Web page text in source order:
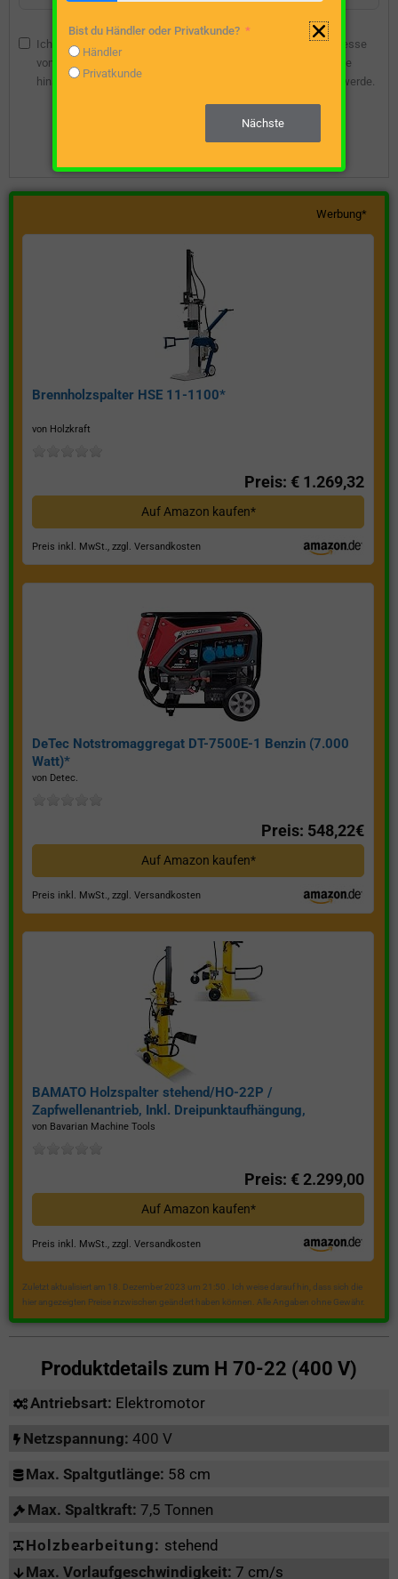
Ich bin damit einverstanden, dass die angegebene E-Mail-Adresse
vom Webseitenbetreiber gespeichert wird, damit ich über diese
hinsichtlich eines unverbindlichen Preisangebots kontaktiert werde.
Unverbindliche Preisanfrage stellen
Werbung*
Brennholzspalter HSE 11-1100*
von Holzkraft
Preis: € 1.269,32
Auf Amazon kaufen*
Preis inkl. MwSt., zzgl. Versandkosten
DeTec Notstromaggregat DT-7500E-1 Benzin (7.000
Watt)*
von Detec.
Preis: 548,22€
Auf Amazon kaufen*
Preis inkl. MwSt., zzgl. Versandkosten
BAMATO Holzspalter stehend/HO-22P /
Zapfwellenantrieb, Inkl. Dreipunktaufhängung,
Spaltkraft 22 Tonnen*
von Bavarian Machine Tools
Preis: € 2.299,00
Auf Amazon kaufen*
Preis inkl. MwSt., zzgl. Versandkosten
Zuletzt aktualisiert am 18. Dezember 2023 um 21:50 . Ich weise darauf hin, dass sich die
hier angezeigten Preise inzwischen geändert haben können. Alle Angaben ohne Gewähr.
Produktdetails zum H 70-22 (400 V)
Antriebsart: Elektromotor
Netzspannung: 400 V
Max. Spaltgutlänge: 58 cm
Max. Spaltkraft: 7,5 Tonnen
Holzbearbeitung: stehend
Max. Vorlaufgeschwindigkeit: 7 cm/s
Bist du Händler oder Privatkunde?
Händler
Privatkunde
Nächste